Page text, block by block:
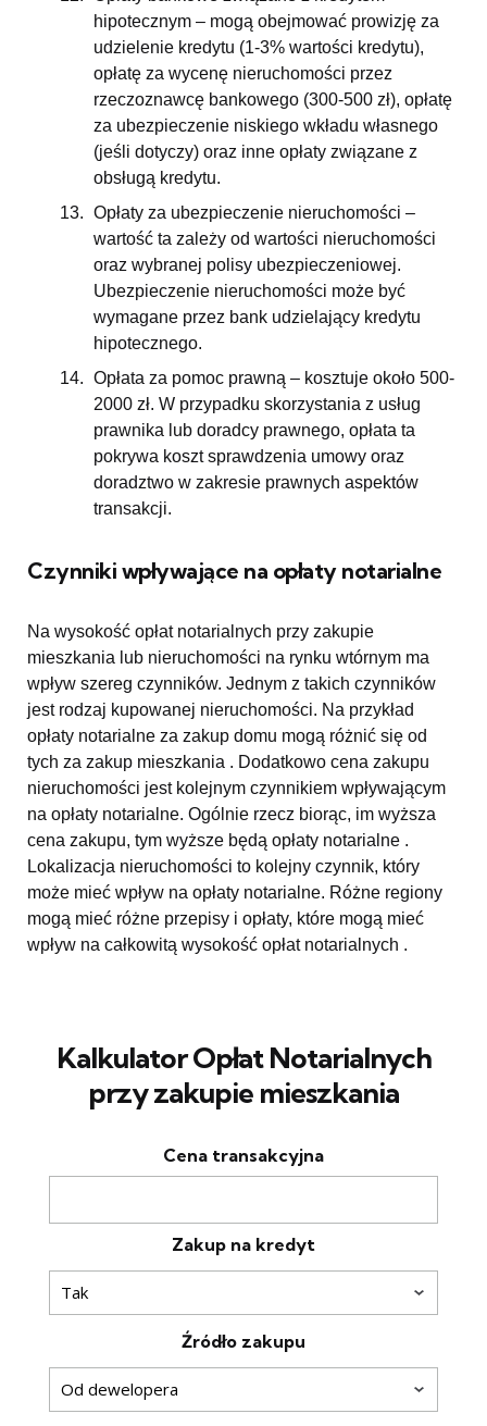
hipotecznym – mogą obejmować prowizję za
udzielenie kredytu (1-3% wartości kredytu),
opłatę za wycenę nieruchomości przez
rzeczoznawcę bankowego (300-500 zł), opłatę
za ubezpieczenie niskiego wkładu własnego
(jeśli dotyczy) oraz inne opłaty związane z
obsługą kredytu.
Opłaty za ubezpieczenie nieruchomości –
wartość ta zależy od wartości nieruchomości
oraz wybranej polisy ubezpieczeniowej.
Ubezpieczenie nieruchomości może być
wymagane przez bank udzielający kredytu
hipotecznego.
Opłata za pomoc prawną – kosztuje około 500-
2000 zł. W przypadku skorzystania z usług
prawnika lub doradcy prawnego, opłata ta
pokrywa koszt sprawdzenia umowy oraz
doradztwo w zakresie prawnych aspektów
transakcji.
Czynniki wpływające na opłaty notarialne
Na wysokość opłat notarialnych przy zakupie
mieszkania lub nieruchomości na rynku wtórnym ma
wpływ szereg czynników. Jednym z takich czynników
jest rodzaj kupowanej nieruchomości. Na przykład
opłaty notarialne za zakup domu mogą różnić się od
tych za zakup mieszkania . Dodatkowo cena zakupu
nieruchomości jest kolejnym czynnikiem wpływającym
na opłaty notarialne. Ogólnie rzecz biorąc, im wyższa
cena zakupu, tym wyższe będą opłaty notarialne .
Lokalizacja nieruchomości to kolejny czynnik, który
może mieć wpływ na opłaty notarialne. Różne regiony
mogą mieć różne przepisy i opłaty, które mogą mieć
wpływ na całkowitą wysokość opłat notarialnych .
Kalkulator Opłat Notarialnych
przy zakupie mieszkania
Cena transakcyjna
Zakup na kredyt
Źródło zakupu